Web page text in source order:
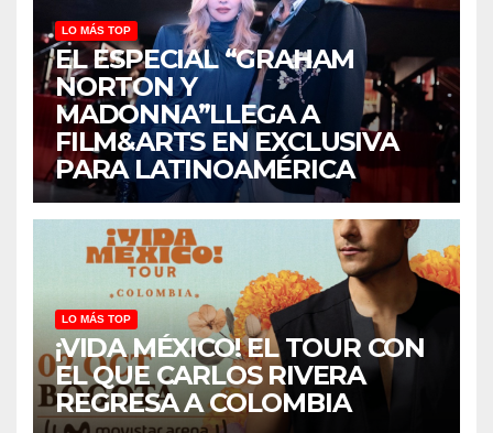
LO MÁS TOP
EL ESPECIAL “GRAHAM
NORTON Y
MADONNA”LLEGA A
FILM&ARTS EN EXCLUSIVA
PARA LATINOAMÉRICA
LO MÁS TOP
¡VIDA MÉXICO! EL TOUR CON
EL QUE CARLOS RIVERA
REGRESA A COLOMBIA